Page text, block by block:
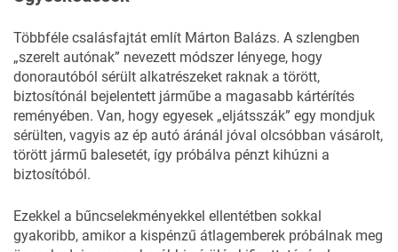
Többféle csalásfajtát említ Márton Balázs. A szlengben
„szerelt autónak” nevezett módszer lényege, hogy
donorautóból sérült alkatrészeket raknak a törött,
biztosítónál bejelentett járműbe a magasabb kártérítés
reményében. Van, hogy egyesek „eljátsszák” egy mondjuk
sérülten, vagyis az ép autó áránál jóval olcsóbban vásárolt,
törött jármű balesetét, így próbálva pénzt kihúzni a
biztosítóból.
Ezekkel a bűncselekményekkel ellentétben sokkal
gyakoribb, amikor a kispénzű átlagemberek próbálnak meg